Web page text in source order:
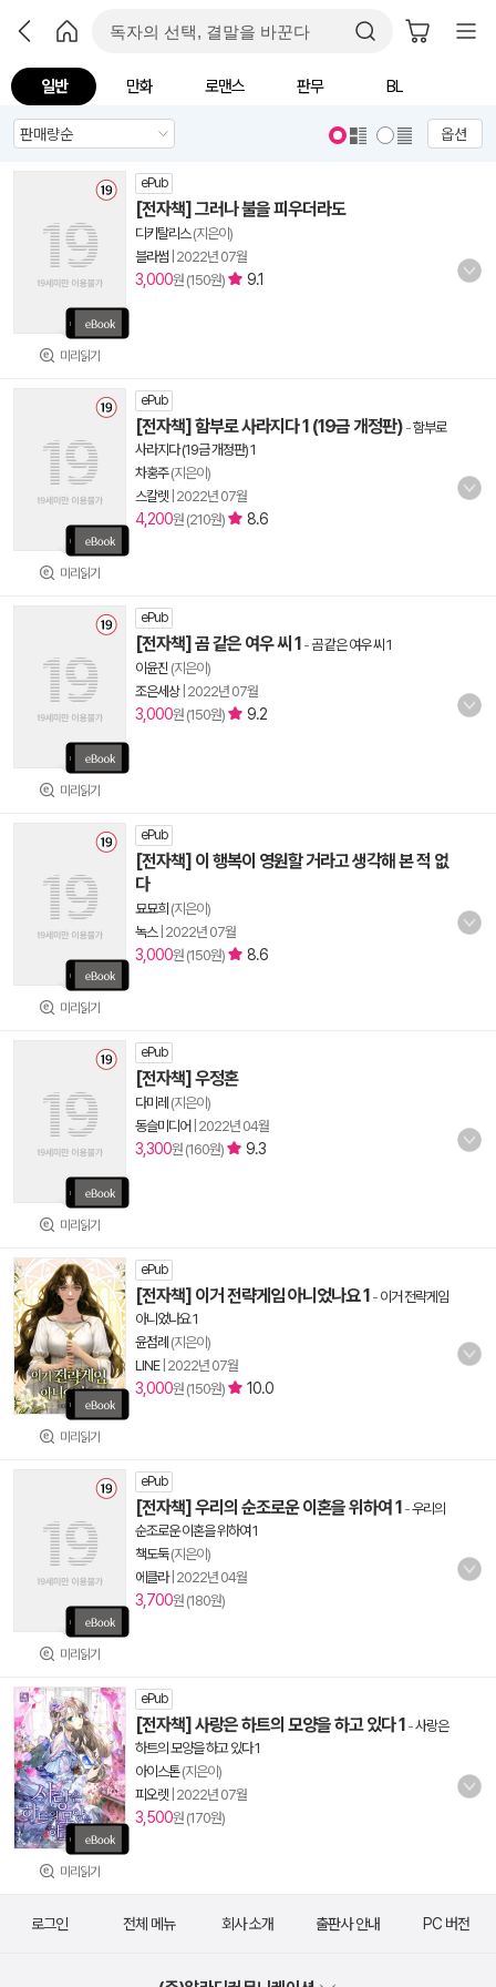
일반 만화 로맨스 판무 BL
옵션
미리읽기
ePub
[전자책] 그러나 불을 피우더라도
디키탈리스(지은이)
블라썸 2022년 07월
3,000원 (150원) 9.1
미리읽기
ePub
[전자책] 함부로 사라지다 1 (19금 개정판) -함부로
사라지다 (19금 개정판) 1
차홍주(지은이)
스칼렛 2022년 07월
4,200원 (210원) 8.6
미리읽기
ePub
[전자책] 곰 같은 여우 씨 1 -곰 같은 여우 씨 1
이윤진 (지은이)
조은세상| 2022년 07월
3,000원 (150원) 9.2
미리읽기
ePub
[전자책] 이 행복이 영원할 거라고 생각해 본 적 없
다
묘묘희 (지은이)
녹스| 2022년 07월
3,000원 (150원) 8.6
미리읽기
ePub
[전자책] 우정혼
다미레 (지은이)
동슬미디어 2022년 04월
3,300원 (160원) 9.3
미리읽기
ePub
[전자책] 이거 전략게임 아니었나요 1 - 이거 전략게임
아니었나요 1
윤점례 (지은이)
LINE| 2022년 07월
3,000원 (150원) 10.0
미리읽기
ePub
[전자책] 우리의 순조로운 이혼을 위하여 1 -우리의
순조로운 이혼을 위하여 1
책도둑(지은이)
에클라| 2022년 04월
3,700원 (180원)
미리읽기
ePub
[전자책] 사랑은 하트의 모양을 하고 있다 1 -사랑은
하트의 모양을 하고 있다 1
아이스톤(지은이)
피오렛 2022년 07월
3,500원 (170원)
로그인 전체 메뉴 회사 소개 출판사 안내 PC 버전